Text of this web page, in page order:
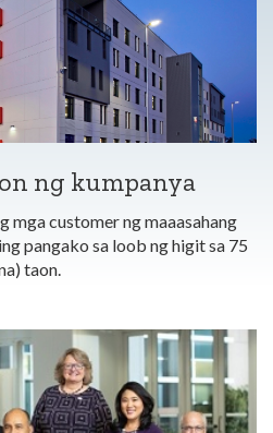
ng kumpanya
mga customer ng maaasahang
pangako sa loob ng higit sa 75
taon.